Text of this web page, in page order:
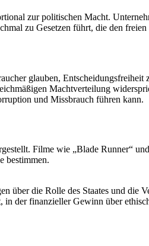
zur politischen Macht.
zu Gesetzen führt, die den
glauben,
Machtverteilung
und Missbrauch führen kann.
Filme wie „Blade Runner“
bestimmen.
über die Rolle des Staates und
der finanzieller Gewinn über